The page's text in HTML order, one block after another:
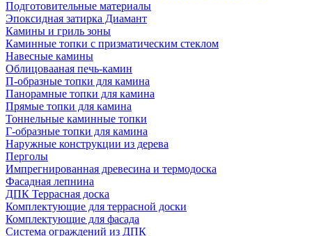
Подготовительные материалы
Эпоксидная затирка Диамант
Камины и гриль зоны
Каминные топки с призматическим стеклом
Навесные камины
Облицовааная печь-камин
П-образные топки для камина
Панорамные топки для камина
Прямые топки для камина
Тоннельные каминные топки
Г-образные топки для камина
Наружные конструкции из дерева
Перголы
Импрегнированная древесина и термодоска
Фасадная лепнина
ДПК Террасная доска
Комплектующие для террасной доски
Комплектующие для фасада
Система ограждений из ДПК